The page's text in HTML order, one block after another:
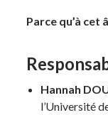
Parce qu’à cet
Hannah
l’Université